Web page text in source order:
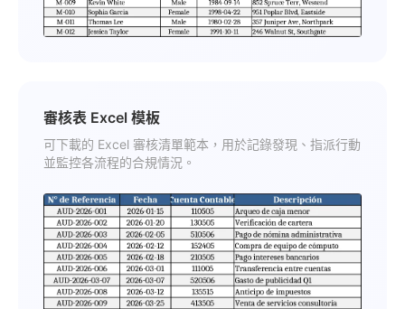
審核表 Excel 模板
可下載的 Excel 審核清單範本，用於記錄發現、指派行動
並監控各流程的合規情況。